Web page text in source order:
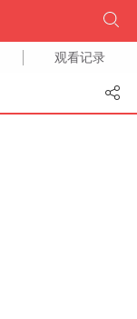
观看记录